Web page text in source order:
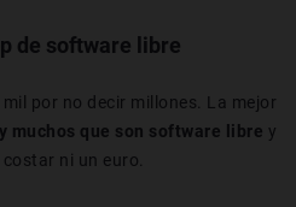
de software libre
por no decir millones. La mejor
muchos que son software libre y
ni un euro.